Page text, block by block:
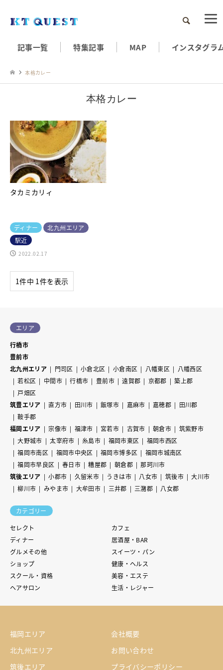
検索
記事一覧 特集記事 MAP インスタグラ
本格カレー
本格カレー
タカミカリィ
ディナー
北九州エリア
駅近
2022.02.17
1件中 1件を表示
エリア
行橋市
豊前市
北九州エリア
門司区 小倉北区 小倉南区 八幡東区
八幡西区
若松区
中間市 行橋市 豊前市 遠賀郡 京都郡
築上郡
戸畑区
筑豊エリア
直方市 田川市 飯塚市 嘉麻市 嘉穂郡
田川郡
鞍手郡
福岡エリア
宗像市 福津市 宮若市 古賀市 朝倉市
筑紫野市
大野城市
太宰府市 糸島市 福岡市東区
福岡市西区
福岡市南区
福岡市中央区 福岡市博多区
福岡市城南区
福岡市早良区
春日市 糟屋郡 朝倉郡
那珂川市
筑後エリア
小郡市 久留米市 うきは市 八女市 筑後市
大川市
柳川市
みやま市 大牟田市 三井郡 三潴郡 八女郡
カテゴリー
セレクト
カフェ
ディナー
居酒屋・BAR
グルメその他
スイーツ・パン
ショップ
健康・ヘルス
スクール・資格
美容・エステ
ヘアサロン
生活・レジャー
福岡エリア
北九州エリア
筑後エリア
会社概要
お問い合わせ
プライバシーポリシー